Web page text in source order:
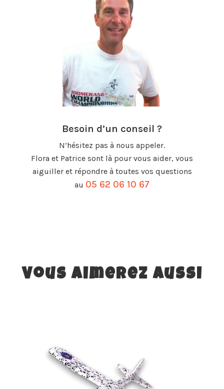
Besoin d’un conseil ?
N’hésitez pas à nous appeler.
Flora et Patrice sont là pour vous aider, vous
aiguiller et répondre à toutes vos questions
au 05 62 06 10 67
Vous aimerez aussi